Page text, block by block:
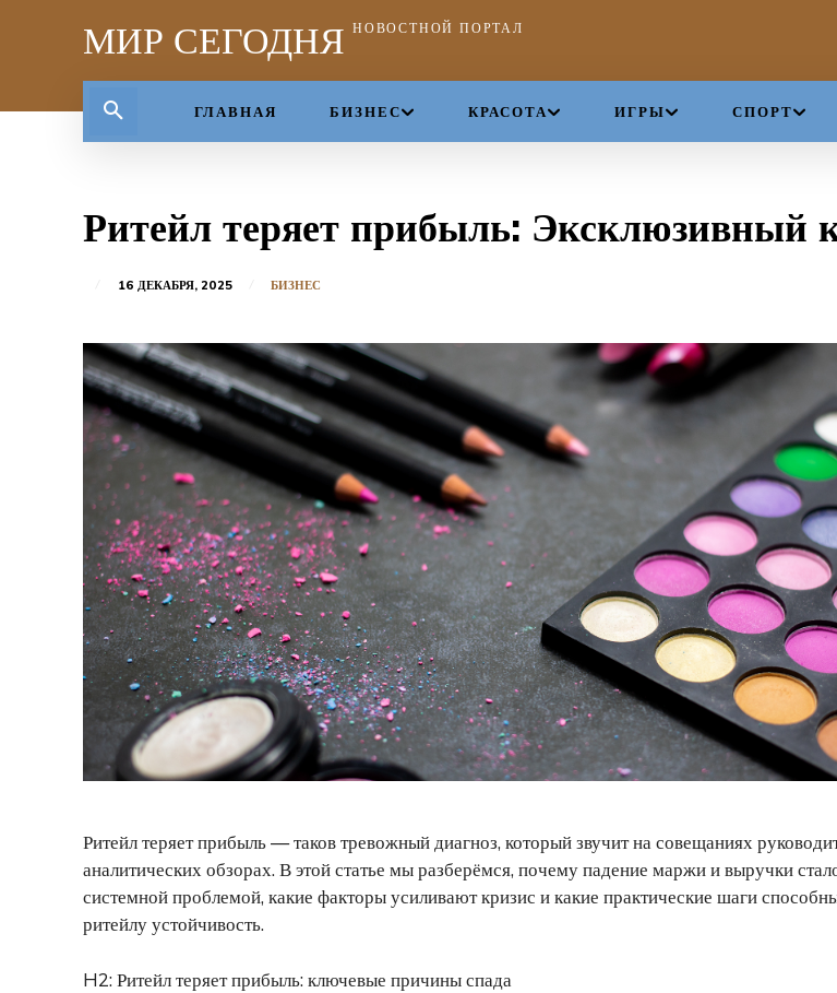
МИР СЕГОДНЯ НОВОСТНОЙ ПОРТАЛ
ГЛАВНАЯ БИЗНЕС КРАСОТА ИГРЫ СПОРТ
Ритейл теряет прибыль: Эксклюзивный
16 ДЕКАБРЯ, 2025 БИЗНЕС
Ритейл теряет прибыль — таков тревожный диагноз, который звучит на совещаниях
аналитических обзорах. В этой статье мы разберёмся, почему падение маржи и выручки
системной проблемой, какие факторы усиливают кризис и какие практические шаги
ритейлу устойчивость.
H2: Ритейл теряет прибыль: ключевые причины спада